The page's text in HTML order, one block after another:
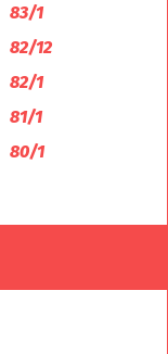
83/1
82/12
82/1
81/1
80/1